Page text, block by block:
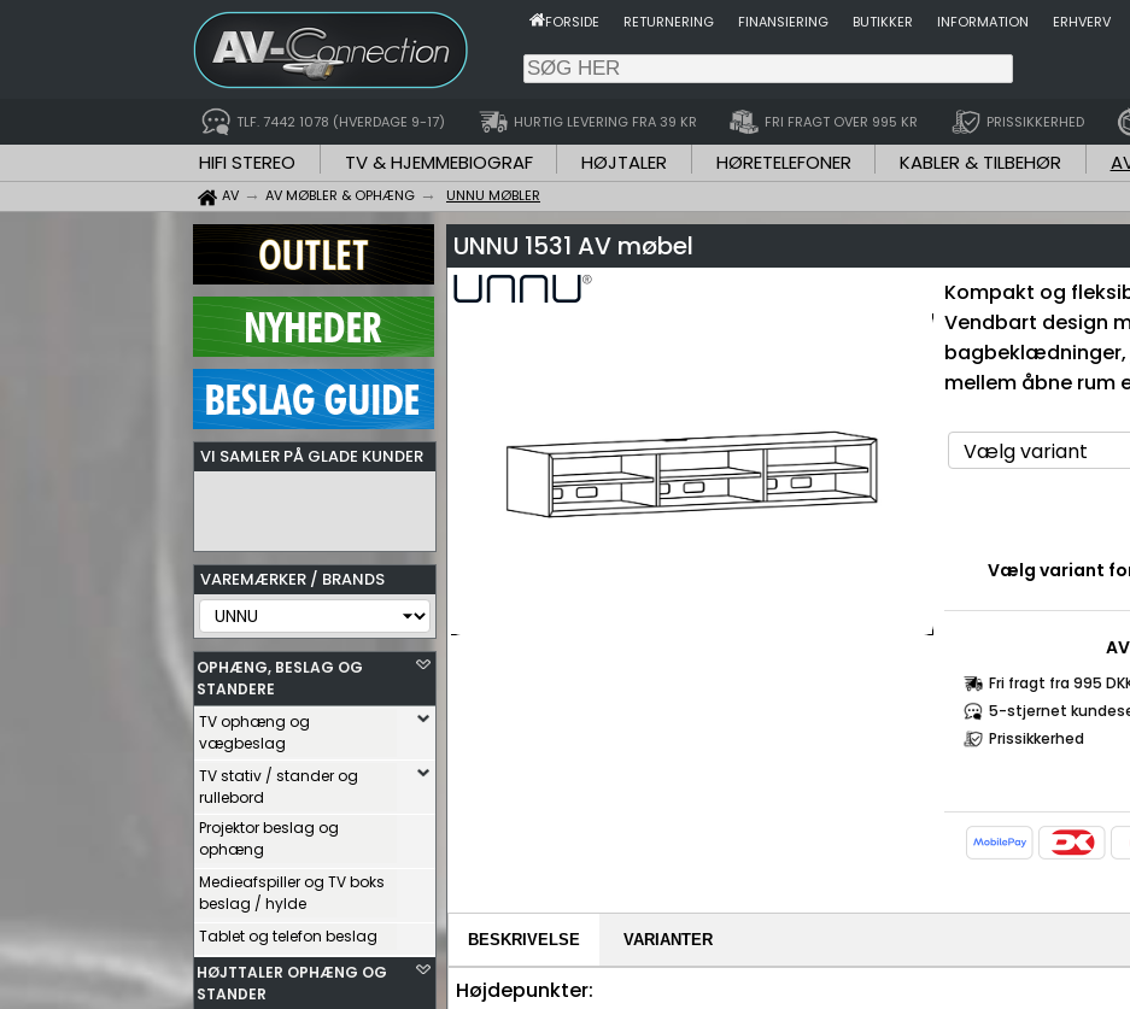
FORSIDE RETURNERING FINANSIERING BUTIKKER INFORMATION ERHVERV
TLF. 7442 1078 (HVERDAGE 9-17) HURTIG LEVERING FRA 39 KR FRI FRAGT OVER 995 KR PRISSIKKERHED
HIFI STEREO TV & HJEMMEBIOGRAF HØJTALER HØRETELEFONER KABLER & TILBEHØR
AV AV MØBLER & OPHÆNG UNNU MØBLER
VI SAMLER PÅ GLADE KUNDER
VAREMÆRKER / BRANDS
OPHÆNG, BESLAG OG
STANDERE
TV ophæng og
vægbeslag
TV stativ / stander og
rullebord
Projektor beslag og
ophæng
Medieafspiller og TV boks
beslag / hylde
Tablet og telefon beslag
HØJTTALER OPHÆNG OG
STANDER
UNNU 1531 AV møbel
Kompakt og
Vendbart design
bagbeklædninger,
mellem åbne rum
Vælg variant
Fri fragt fra 995
5-stjernet
Prissikkerhed
BESKRIVELSE VARIANTER
Højdepunkter: